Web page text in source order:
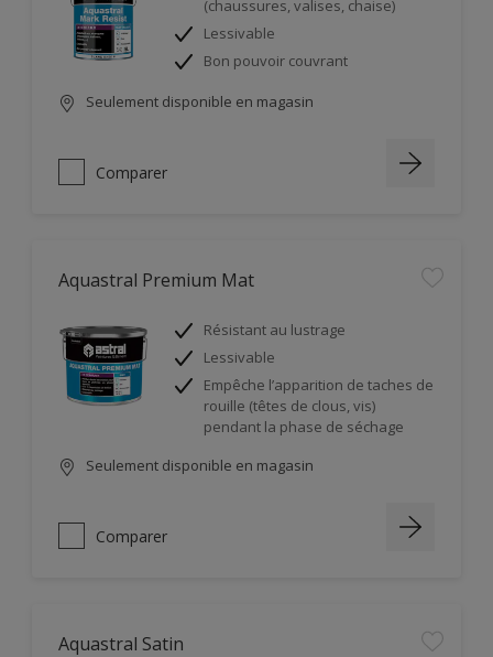
(chaussures, valises, chaise)
Lessivable
Bon pouvoir couvrant
Seulement disponible en magasin
Comparer
Aquastral Premium Mat
Résistant au lustrage
Lessivable
Empêche l’apparition de taches de
rouille (têtes de clous, vis)
pendant la phase de séchage
Seulement disponible en magasin
Comparer
Aquastral Satin